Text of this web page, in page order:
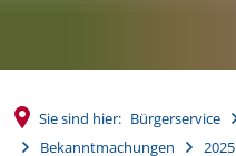
Sie sind hier: Bürgerservice
Bekanntmachungen
2025